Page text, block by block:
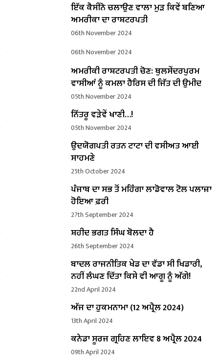
ਇੱਕ ਕੈਸੀਨੋ ਚਲਾਉਣ ਵਾਲਾ ਮੁੜ ਕਿਵੇਂ ਬਣਿਆ
ਅਮਰੀਕਾ ਦਾ ਰਾਸ਼ਟਰਪਤੀ
06th November 2024
06th November 2024
ਅਮਰੀਕੀ ਰਾਸ਼ਟਰਪਤੀ ਚੋਣ: ਥੁਲਸੇਂਦਰਪੁਰਮ
ਵਾਸੀਆਂ ਨੂੰ ਕਮਲਾ ਹੈਰਿਸ ਦੀ ਜਿੱਤ ਦੀ ਉਮੀਦ
05th November 2024
ਨਿੱਤਰੂ ਵੜੇਵੇਂ ਖਾਣੀ…!
05th November 2024
ਉਦਯੋਗਪਤੀ ਰਤਨ ਟਾਟਾ ਦੀ ਵਸੀਅਤ ਆਈ
ਸਾਹਮਣੇ
25th October 2024
ਪੰਜਾਬ ਦਾ ਸਭ ਤੋਂ ਮਹਿੰਗਾ ਲਾਡੋਵਾਲ ਟੋਲ ਪਲਾਜ਼ਾ
ਹੋਇਆ ਫ਼ਰੀ
27th September 2024
ਸ਼ਹੀਦ ਭਗਤ ਸਿੰਘ ਬੋਲਦਾ ਹੈ
26th September 2024
ਬਾਦਲ ਰਾਜਨੀਤਿਕ ਖੇਡ ਦਾ ਵੱਡਾ ਸੀ ਖਿਡਾਰੀ,
ਨਹੀਂ ਲੰਘਣ ਦਿੱਤਾ ਕਿਸੇ ਵੀ ਆਗੂ ਨੂੰ ਅੱਗੇ!
22nd April 2024
ਅੱਜ ਦਾ ਹੁਕਮਨਾਮਾ (12 ਅਪ੍ਰੈਲ 2024)
13th April 2024
ਕਨੇਡਾ ਸੂਰਜ ਗ੍ਰਹਿਣ ਲਾਇਵ 8 ਅਪ੍ਰੈਲ 2024
09th April 2024